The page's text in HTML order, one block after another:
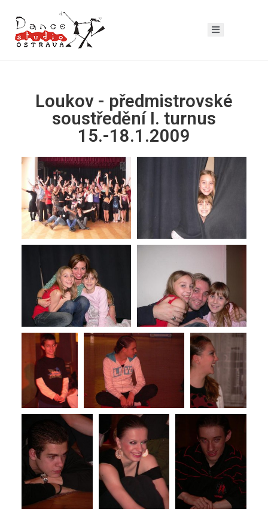
Loukov - předmistrovské
soustředění I. turnus
15.-18.1.2009